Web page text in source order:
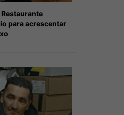
Restaurante
para acrescentar